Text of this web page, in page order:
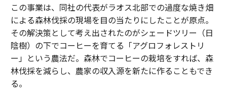
この事業は、同社の代表がラオス北部での過度な焼き畑
による森林伐採の現場を目の当たりにしたことが原点。
その解決策として考え出されたのがシェードツリー（日
陰樹）の下でコーヒーを育てる「アグロフォレストリ
ー」という農法だ。森林でコーヒーの栽培をすれば、森
林伐採を減らし、農家の収入源を新たに作ることもでき
る。